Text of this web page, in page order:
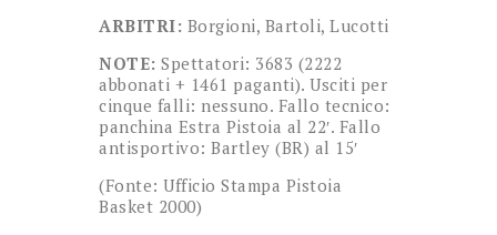
ARBITRI: Borgioni, Bartoli, Lucotti
NOTE: Spettatori: 3683 (2222
abbonati + 1461 paganti). Usciti per
cinque falli: nessuno. Fallo tecnico:
panchina Estra Pistoia al 22′. Fallo
antisportivo: Bartley (BR) al 15′
(Fonte: Ufficio Stampa Pistoia
Basket 2000)